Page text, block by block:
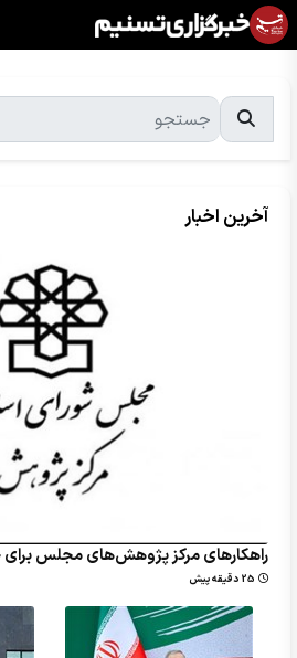
آخرین اخبار
راهکارهای مرکز پژوهش‌های مجلس برای
25 دقیقه پیش